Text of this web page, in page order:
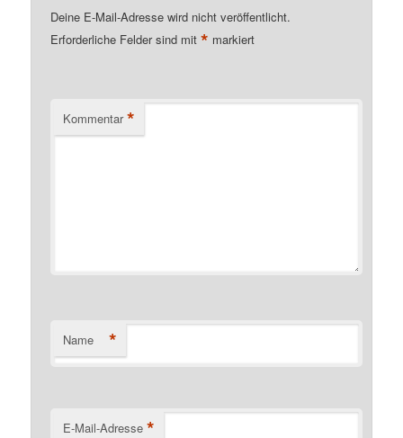
Deine E-Mail-Adresse wird nicht veröffentlicht.
Erforderliche Felder sind mit* markiert
Kommentar *
Name *
E-Mail-Adresse *